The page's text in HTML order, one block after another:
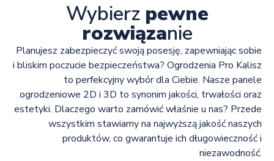
Wybierz pewne
rozwiązanie
Planujesz zabezpieczyć swoją posesję, zapewniając sobie
i bliskim poczucie bezpieczeństwa? Ogrodzenia Pro Kalisz
to perfekcyjny wybór dla Ciebie. Nasze panele
ogrodzeniowe 2D i 3D to synonim jakości, trwałości oraz
estetyki. Dlaczego warto zamówić właśnie u nas? Przede
wszystkim stawiamy na najwyższą jakość naszych
produktów, co gwarantuje ich długowieczność i
niezawodność.